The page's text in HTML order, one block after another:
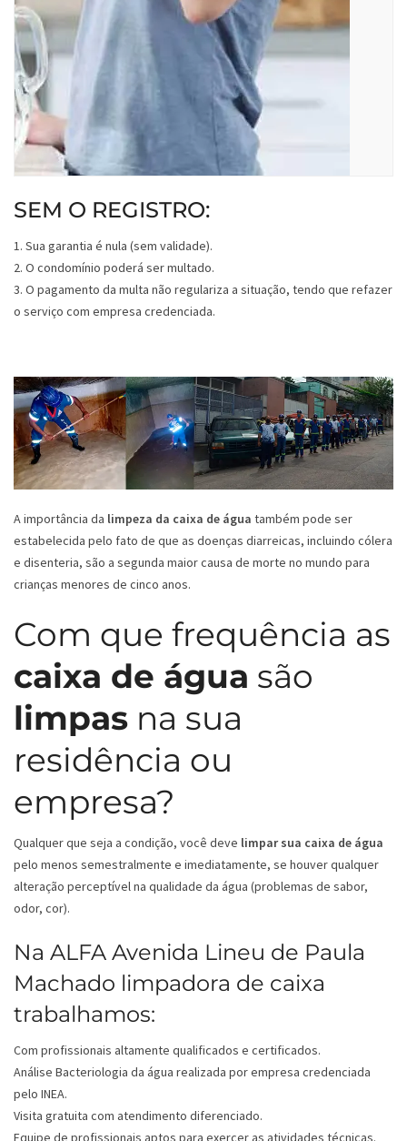
SEM O REGISTRO:
1. Sua garantia é nula (sem validade).
2. O condomínio poderá ser multado.
3. O pagamento da multa não regulariza a situação, tendo que refazer
o serviço com empresa credenciada.
A importância da limpeza da caixa de água também pode ser
estabelecida pelo fato de que as doenças diarreicas, incluindo cólera
e disenteria, são a segunda maior causa de morte no mundo para
crianças menores de cinco anos.
Com que frequência as
caixa de água são
limpas na sua
residência ou
empresa?
Qualquer que seja a condição, você deve limpar sua caixa de água
pelo menos semestralmente e imediatamente, se houver qualquer
alteração perceptível na qualidade da água (problemas de sabor,
odor, cor).
Na ALFA Avenida Lineu de Paula
Machado limpadora de caixa
trabalhamos:
Com profissionais altamente qualificados e certificados.
Análise Bacteriologia da água realizada por empresa credenciada
pelo INEA.
Visita gratuita com atendimento diferenciado.
Equipe de profissionais aptos para exercer as atividades técnicas.